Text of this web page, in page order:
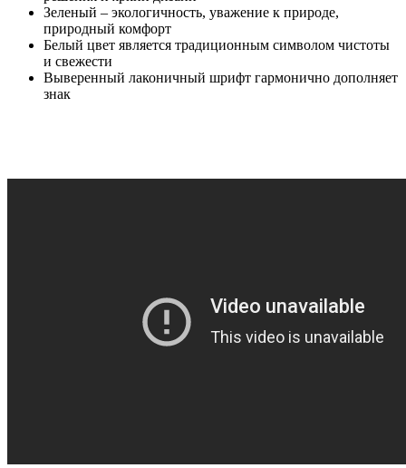
Зеленый – экологичность, уважение к природе,
природный комфорт
Белый цвет является традиционным символом чистоты
и свежести
Выверенный лаконичный шрифт гармонично дополняет
знак